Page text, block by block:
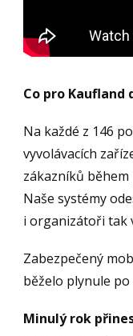
Co pro Kaufland
Na každé z 146
vyvolávacích
zákazníků
Naše systémy
i organizátoři tak
Zabezpečený
běželo plynule
Minulý rok